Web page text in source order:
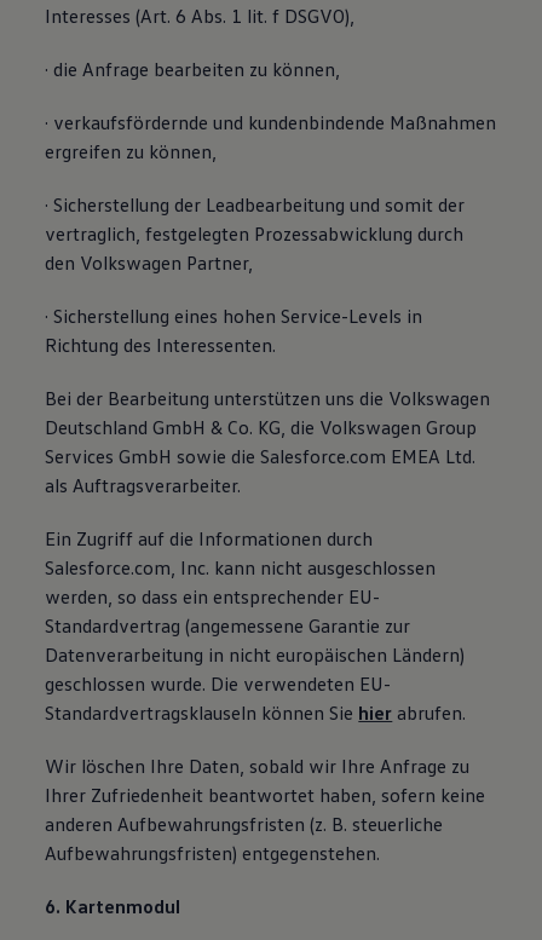
Interesses (Art. 6 Abs. 1 lit. f DSGVO),
· die Anfrage bearbeiten zu können,
· verkaufsfördernde und kundenbindende Maßnahmen
ergreifen zu können,
· Sicherstellung der Leadbearbeitung und somit der
vertraglich, festgelegten Prozessabwicklung durch
den Volkswagen Partner,
· Sicherstellung eines hohen Service-Levels in
Richtung des Interessenten.
Bei der Bearbeitung unterstützen uns die Volkswagen
Deutschland GmbH & Co. KG, die Volkswagen Group
Services GmbH sowie die Salesforce.com EMEA Ltd.
als Auftragsverarbeiter.
Ein Zugriff auf die Informationen durch
Salesforce.com, Inc. kann nicht ausgeschlossen
werden, so dass ein entsprechender EU-
Standardvertrag (angemessene Garantie zur
Datenverarbeitung in nicht europäischen Ländern)
geschlossen wurde. Die verwendeten EU-
Standardvertragsklauseln können Sie hier abrufen.
Wir löschen Ihre Daten, sobald wir Ihre Anfrage zu
Ihrer Zufriedenheit beantwortet haben, sofern keine
anderen Aufbewahrungsfristen (z. B. steuerliche
Aufbewahrungsfristen) entgegenstehen.
6. Kartenmodul